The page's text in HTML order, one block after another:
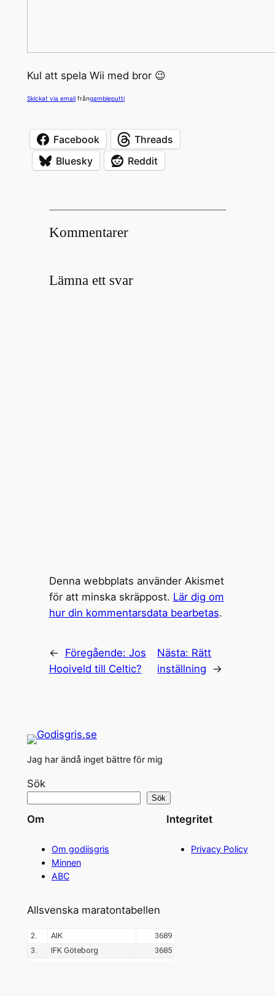
Kul att spela Wii med bror 😉
Skickat via emailfrångambleputti
Facebook
Threads
Bluesky
Reddit
Kommentarer
Lämna ett svar
Denna webbplats använder Akismet
för att minska skräppost. Lär dig om
hur din kommentarsdata bearbetas.
← Föregående: Jos
Hooiveld till Celtic?
Nästa: Rätt
inställning
→
Jag har ändå inget bättre för mig
Sök
Sök
Om
Om godiisgris
Minnen
ABC
Integritet
Privacy Policy
Allsvenska maratontabellen